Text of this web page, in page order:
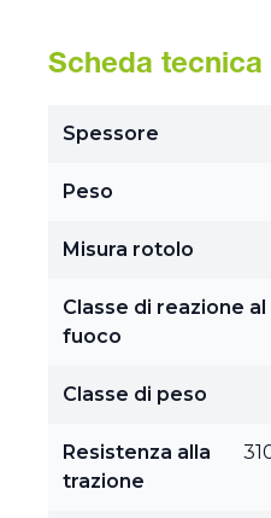
Scheda tecnica
Spessore
Peso
Misura rotolo
Classe di reazione al
fuoco
Classe di peso
Resistenza alla
trazione